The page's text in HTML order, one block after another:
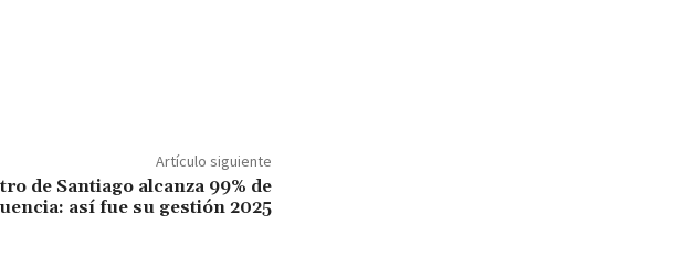
Artículo siguiente
de Santiago alcanza 99% de
así fue su gestión 2025